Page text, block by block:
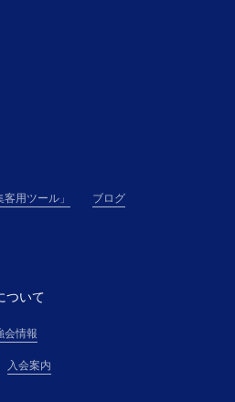
載する手続、または主催者の
氏名・住所・電話番号その他
す。
通じて申し込む場合（以下、
所属団体と各受講者は、連帯
承諾)
の審査の結果、受講申込を承
希望者に対して、本講座の受
するものとします。
本講座の提供に係る契約（以
用ツール」 ブログ
ついて
会情報
入会案内